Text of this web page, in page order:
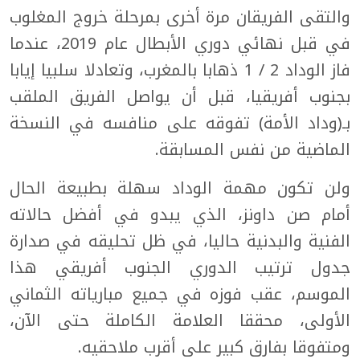
والتقى الفريقان مرة أخرى بمرحلة خروج المغلوب
في قبل نهائي دوري الأبطال عام 2019، عندما
فاز الوداد 2 / 1 ذهابا بالمغرب، وتعادلا سلبيا إيابا
بجنوب أفريقيا، قبل أن يواصل الفريق الملقب
بـ(وداد الأمة) تفوقه على منافسه في النسخة
الماضية من نفس المسابقة.
ولن تكون مهمة الوداد سهلة بطبيعة الحال
أمام صن داونز، الذي يبدو في أفضل حالاته
الفنية والبدنية حاليا، في ظل تحليقه في صدارة
جدول ترتيب الدوري الجنوب أفريقي هذا
الموسم، عقب فوزه في جميع مبارياته الثماني
الأولى، محققا العلامة الكاملة حتى الآن،
ومتفوقا بفارق كبير على أقرب ملاحقيه.